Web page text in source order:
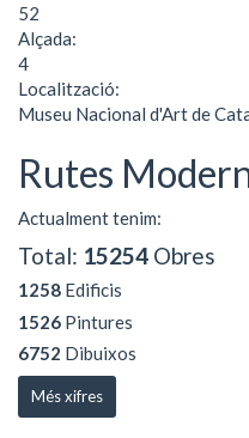
52
Alçada:
4
Localització:
Museu Nacional d'Art de
Rutes
Actualment tenim:
Total: 15254 Obres
1258 Edificis
1526 Pintures
6752 Dibuixos
Més xifres